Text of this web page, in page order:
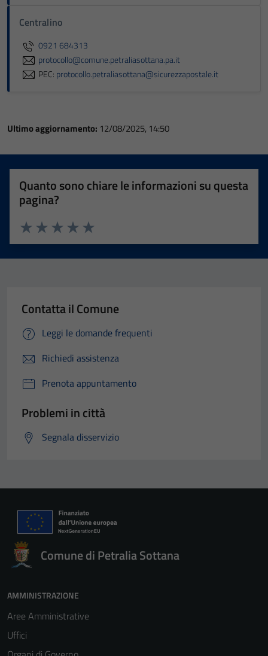
Centralino
0921 684313
protocollo@comune.petraliasottana.pa.it
PEC: protocollo.petraliasottana@sicurezzapostale.it
Ultimo aggiornamento: 12/08/2025, 14:50
Quanto sono chiare le informazioni su questa
pagina?
Valuta 5 stelle su 5
Valuta 4 stelle su 5
Valuta 3 stelle su 5
Valuta 2 stelle su 5
Valuta 1 stelle su 5
Contatta il Comune
Leggi le domande frequenti
Richiedi assistenza
Prenota appuntamento
Problemi in città
Segnala disservizio
Comune di Petralia Sottana
AMMINISTRAZIONE
Aree Amministrative
Uffici